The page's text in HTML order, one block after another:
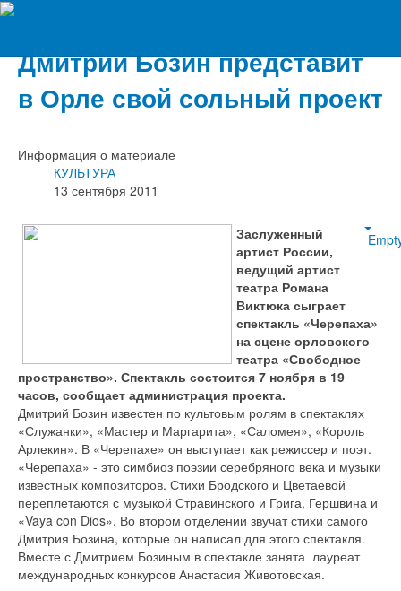
Дмитрий Бозин представит
в Орле свой сольный проект
Информация о материале
КУЛЬТУРА
13 сентября 2011
Заслуженный
артист России,
ведущий артист
театра Романа
Виктюка сыграет
спектакль «Черепаха»
на сцене орловского
театра «Свободное
пространство». Спектакль состоится 7 ноября в 19
часов, сообщает администрация проекта.
Дмитрий Бозин известен по культовым ролям в спектаклях
«Служанки», «Мастер и Маргарита», «Саломея», «Король
Арлекин». В «Черепахе» он выступает как режиссер и поэт.
«Черепаха» - это симбиоз поэзии серебряного века и музыки
известных композиторов. Стихи Бродского и Цветаевой
переплетаются с музыкой Стравинского и Грига, Гершвина и
«Vaya con Dios». Во втором отделении звучат стихи самого
Дмитрия Бозина, которые он написал для этого спектакля.
Вместе с Дмитрием Бозиным в спектакле занята лауреат
международных конкурсов Анастасия Животовская.